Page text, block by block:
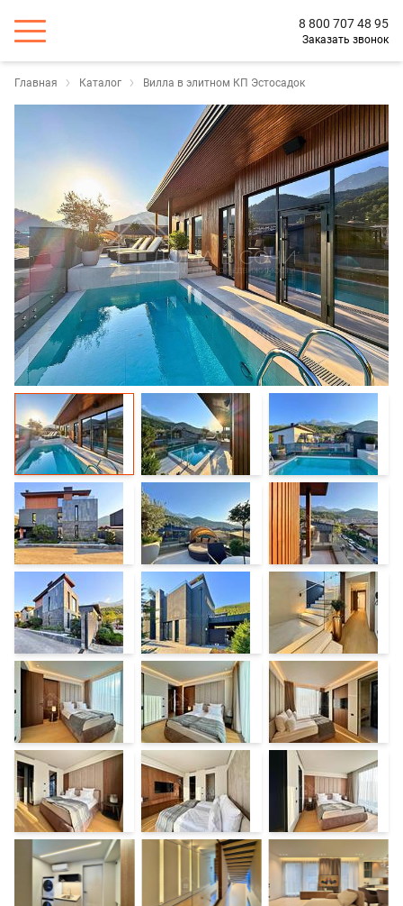
8 800 707 48 95
Заказать звонок
Главная Каталог Вилла в элитном КП Эстосадок